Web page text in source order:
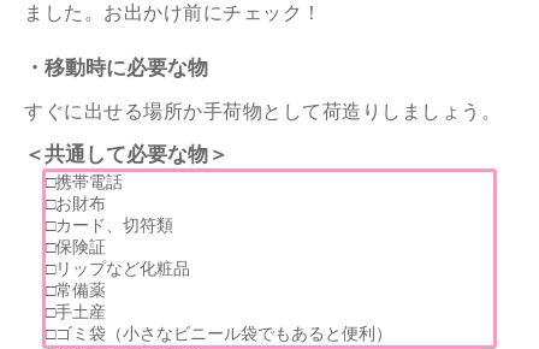
ました。お出かけ前にチェック！
・移動時に必要な物
すぐに出せる場所か手荷物として荷造りしましょう。
＜共通して必要な物＞
□携帯電話
□お財布
□カード、切符類
□保険証
□リップなど化粧品
□常備薬
□手土産
□ゴミ袋（小さなビニール袋でもあると便利）